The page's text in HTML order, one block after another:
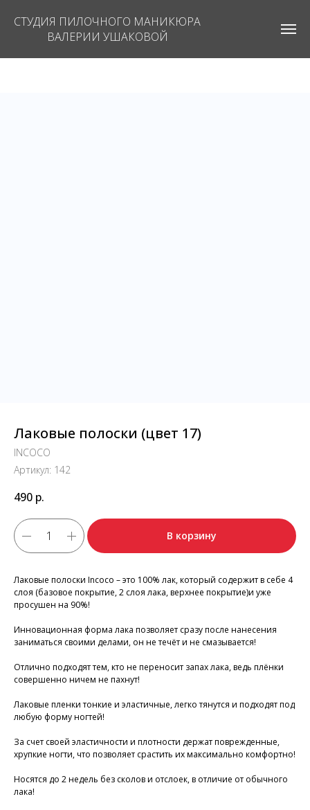
СТУДИЯ ПИЛОЧНОГО МАНИКЮРА
ВАЛЕРИИ УШАКОВОЙ
Лаковые полоски (цвет 17)
INCOCO
Артикул: 142
490 р.
В корзину
Лаковые полоски Incoco – это 100% лак, который содержит в себе 4
слоя (базовое покрытие, 2 слоя лака, верхнее покрытие)и уже
просушен на 90%!
Инновационная форма лака позволяет сразу после нанесения
заниматься своими делами, он не течёт и не смазывается!
Отлично подходят тем, кто не переносит запах лака, ведь плёнки
совершенно ничем не пахнут!
Лаковые пленки тонкие и эластичные, легко тянутся и подходят под
любую форму ногтей!
За счет своей эластичности и плотности держат поврежденные,
хрупкие ногти, что позволяет срастить их максимально комфортно!
Носятся до 2 недель без сколов и отслоек, в отличие от обычного
лака!